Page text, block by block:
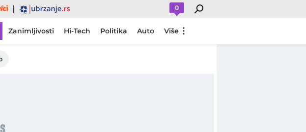
Ubrzanje 0
Zanimljivosti Hi-Tech Politika Auto Više